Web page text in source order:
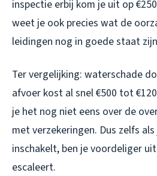
inspectie erbij kom je uit op
weet je ook precies wat de
leidingen nog in goede staat
Ter vergelijking: waterschade
afvoer kost al snel €500 tot
je het nog niet eens over de
met verzekeringen. Dus zelfs
inschakelt, ben je voordeliger
escaleert.